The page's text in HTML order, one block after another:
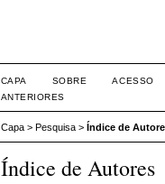
CAPA SOBRE
ACESSO
ANTERIORES
Capa> Pesquisa> Índice de
Índice de Autores